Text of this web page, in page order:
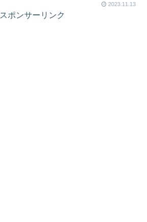
2023.11.13
スポンサーリンク